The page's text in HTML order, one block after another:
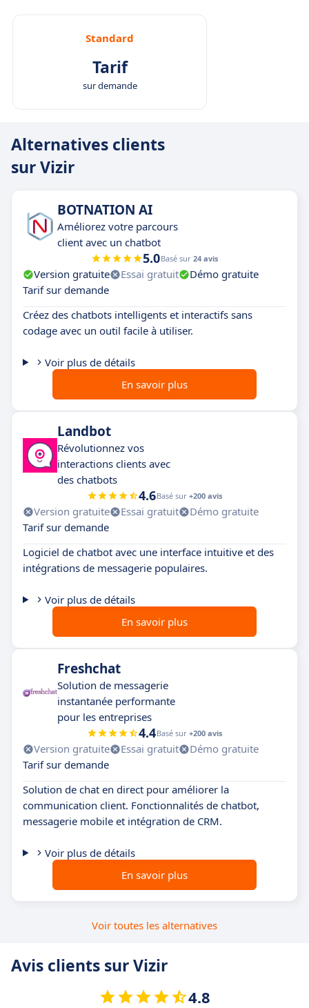
Standard
Tarif
sur demande
Alternatives clients
sur Vizir
BOTNATION AI
Améliorez votre parcours
client avec un chatbot
5.0Basé sur 24 avis
Version gratuite Essai gratuit
Démo gratuite
Tarif sur demande
Créez des chatbots intelligents et interactifs sans
codage avec un outil facile à utiliser.
Voir plus de détails
En savoir plus
Landbot
Révolutionnez vos
interactions clients avec
des chatbots
4.6Basé sur +200 avis
Version gratuite Essai gratuit
Démo gratuite
Tarif sur demande
Logiciel de chatbot avec une interface intuitive et des
intégrations de messagerie populaires.
Voir plus de détails
En savoir plus
Freshchat
Solution de messagerie
instantanée performante
pour les entreprises
4.4Basé sur +200 avis
Version gratuite Essai gratuit
Démo gratuite
Tarif sur demande
Solution de chat en direct pour améliorer la
communication client. Fonctionnalités de chatbot,
messagerie mobile et intégration de CRM.
Voir plus de détails
En savoir plus
Voir toutes les alternatives
Avis clients sur Vizir
4.8